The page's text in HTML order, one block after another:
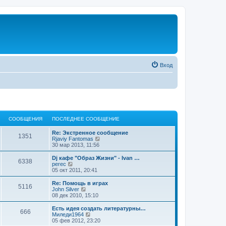
Вход
СООБЩЕНИЯ ПОСЛЕДНЕЕ СООБЩЕНИЕ
1351
Re: Экстренное сообщение
Rjaviy Fantomas
р
е
п
е
30 мар 2013, 11:56
6338
Dj кафе "Образ Жизни" - Ivan …
perec
е
р
е
й
т
п
о
с
05 окт 2011, 20:41
5116
Re: Помощь в играх
John Silver
е
р
е
й
т
08 дек 2010, 15:10
666
Есть идея создать литературны…
Миледи1964
е
05 фев 2012, 23:20